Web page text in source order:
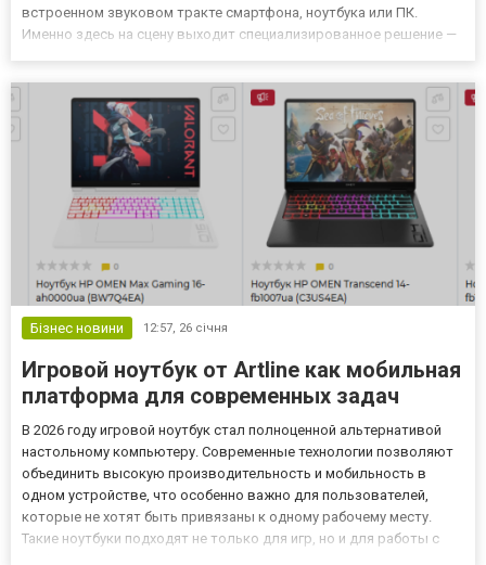
встроенном звуковом тракте смартфона, ноутбука или ПК.
Именно здесь на сцену выходит специализированное решение —
аналоговое преобразован...
Бізнес новини 12:57, 26 січня
Игровой ноутбук от Artline как мобильная
платформа для современных задач
В 2026 году игровой ноутбук стал полноценной альтернативой
настольному компьютеру. Современные технологии позволяют
объединить высокую производительность и мобильность в
одном устройстве, что особенно важно для пользователей,
которые не хотят быть привязаны к одному рабочему месту.
Такие ноутбуки подходят не только для игр, но и для работы с